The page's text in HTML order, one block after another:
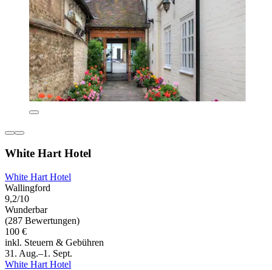
White Hart Hotel
White Hart Hotel
Wallingford
9,2/10
Wunderbar
(287 Bewertungen)
100 €
inkl. Steuern & Gebühren
31. Aug.–1. Sept.
White Hart Hotel